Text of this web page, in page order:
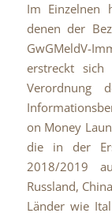
Im Einzelnen
denen der
GwGMeldV-
erstreckt
Verordnung
on Money
die in der
2018/2019
Russland,
Länder wie